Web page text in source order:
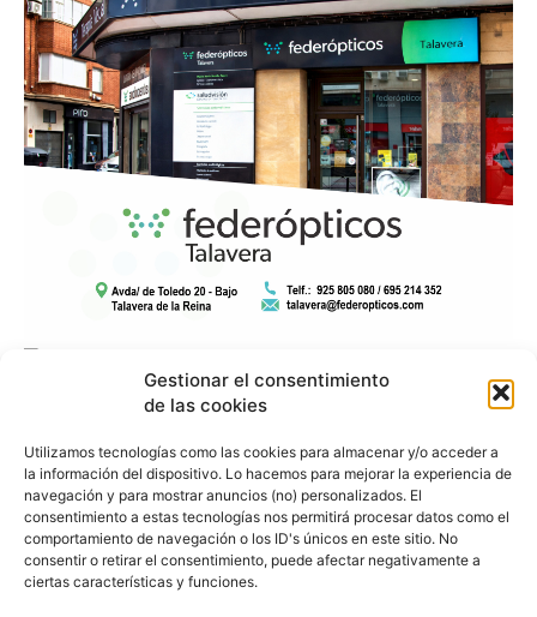
Gestionar el consentimiento
de las cookies
Utilizamos tecnologías como las cookies para almacenar y/o acceder a
la información del dispositivo. Lo hacemos para mejorar la experiencia de
navegación y para mostrar anuncios (no) personalizados. El
consentimiento a estas tecnologías nos permitirá procesar datos como el
comportamiento de navegación o los ID's únicos en este sitio. No
consentir o retirar el consentimiento, puede afectar negativamente a
ciertas características y funciones.